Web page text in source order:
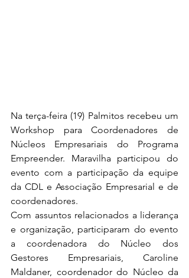
Na terça-feira (19) Palmitos recebeu um
Workshop para Coordenadores de
Núcleos Empresariais do Programa
Empreender. Maravilha participou do
evento com a participação da equipe
da CDL e Associação Empresarial e de
coordenadores.
Com assuntos relacionados a liderança
e organização, participaram do evento
a coordenadora do Núcleo dos
Gestores Empresariais, Caroline
Maldaner, coordenador do Núcleo da